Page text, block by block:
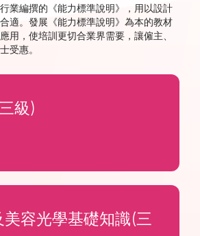
行業編撰的 《能力標準說明》，用以設計
適。 發展 《能力標準說明》為本的教材
應用，使培訓更切合業界需要，讓僱主、
受惠。
級)
美容光學基礎知識(三